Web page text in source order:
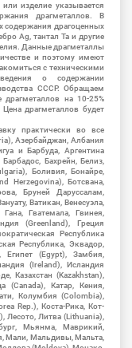
изделие указывается
драгметаллов. В
содержания драгоценных
Ag, тантал Ta и другие
Данные драгметаллы
и поэтому имеют
с техническими
о содержании
СССР. Обращаем
на 10-25%
драгметаллов будет
практически во все
Азербайджан, Албания
и Барбуда, Аргентина
Бахрейн, Белиз,
Боливия, Бонайре,
Herzegovina), Ботсвана,
Бруней Даруссалам,
Ватикан, Венесуэла,
Гватемала, Гвинея,
(Greenland), Греция
Республика
Республика, Эквадор,
Египет (Egypt), Замбия,
(Ireland), Исландия
Казахстан (Kazakhstan),
(Canada), Катар, Кения,
Колумбия (Colombia),
Rep.), Коста-Рика, Кот-
Лесото, Литва (Lithuania),
Мьянма, Маврикий,
Мали, Мальдивы, Мальта,